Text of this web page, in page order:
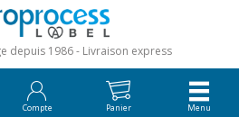
depuis 1986 Livraison express
Compte Panier Menu